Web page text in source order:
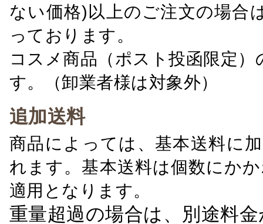
ない価格)以上のご注文の場合
っております。
コスメ商品（ポスト投函限定
す。（卸業者様は対象外）
追加送料
商品によっては、基本送料に
れます。基本送料は個数にか
適用となります。
重量超過の場合は、別途料